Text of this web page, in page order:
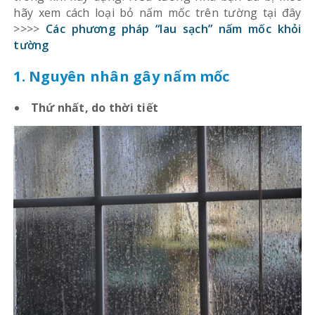
hãy xem cách loại bỏ nấm mốc trên tường tại đây
>>>> Các phương pháp “lau sạch” nấm mốc khỏi
tường
1. Nguyên nhân gây nấm mốc
Thứ nhất, do thời tiết